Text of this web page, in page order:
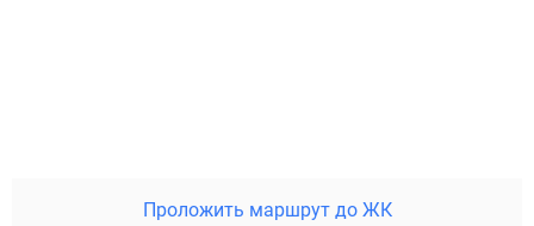
Проложить маршрут до ЖК